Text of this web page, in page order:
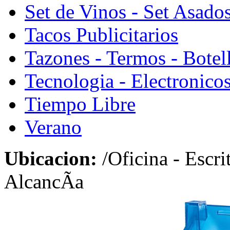
Set de Vinos - Set
Tacos Publicitarios
Tazones - Termos -
Tecnologia -
Tiempo Libre
Verano
Ubicacion: /Oficina -
AlcancÃ­a